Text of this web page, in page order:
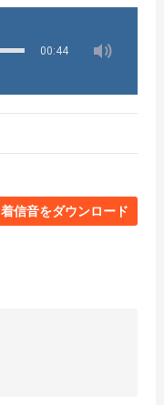
00:44
着信音をダウンロード